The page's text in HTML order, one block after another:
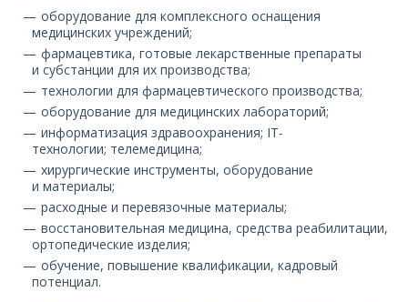
оборудование для комплексного оснащения
медицинских учреждений;
фармацевтика, готовые лекарственные препараты
и субстанции для их производства;
технологии для фармацевтического производства;
оборудование для медицинских лабораторий;
информатизация здравоохранения; IT-
технологии; телемедицина;
хирургические инструменты, оборудование
и материалы;
расходные и перевязочные материалы;
восстановительная медицина, средства реабилитации,
ортопедические изделия;
обучение, повышение квалификации, кадровый
потенциал.